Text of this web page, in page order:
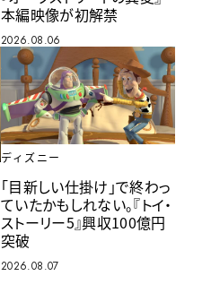
本編映像が初解禁
2026.08.06
ディズニー
「目新しい仕掛け」で終わっ
ていたかもしれない。『トイ・
ストーリー5』興収100億円
突破
2026.08.07